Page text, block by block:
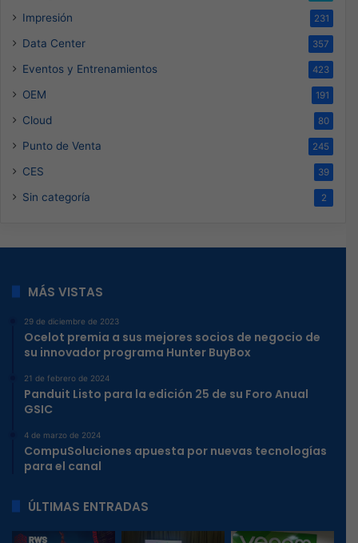
Impresión 231
Data Center 357
Eventos y Entrenamientos 423
OEM 191
Cloud 80
Punto de Venta 245
CES 39
Sin categoría 2
MÁS VISTAS
29 de diciembre de 2023
Ocelot premia a sus mejores socios de negocio de
su innovador programa Hunter BuyBox
21 de febrero de 2024
Panduit Listo para la edición 25 de su Foro Anual
GSIC
4 de marzo de 2024
CompuSoluciones apuesta por nuevas tecnologías
para el canal
ÚLTIMAS ENTRADAS